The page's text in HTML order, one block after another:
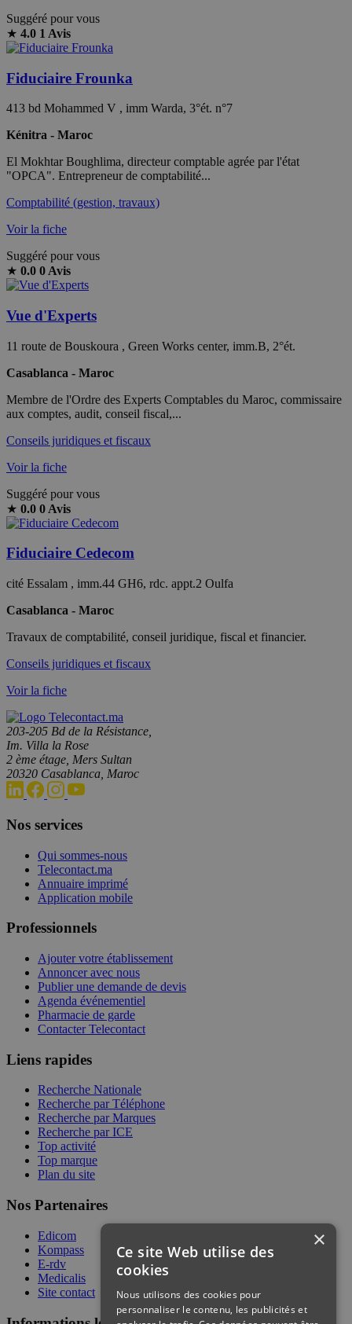
Suggéré pour vous
★ 4.0 1 Avis
Fiduciaire Frounka
413 bd Mohammed V , imm Warda, 3°ét. n°7
Kénitra - Maroc
El Mokhtar Boughlima, directeur comptable agrée par l'état
"OPCA". Entrepreneur de comptabilité...
Comptabilité (gestion, travaux)
Voir la fiche
Suggéré pour vous
★ 0.0 0 Avis
Vue d'Experts
11 route de Bouskoura , Green Works center, imm.B, 2°ét.
Casablanca - Maroc
Membre de l'Ordre des Experts Comptables du Maroc, commissaire
aux comptes, audit, conseil fiscal,...
Conseils juridiques et fiscaux
Voir la fiche
Suggéré pour vous
★ 0.0 0 Avis
Fiduciaire Cedecom
cité Essalam , imm.44 GH6, rdc. appt.2 Oulfa
Casablanca - Maroc
Travaux de comptabilité, conseil juridique, fiscal et financier.
Conseils juridiques et fiscaux
Voir la fiche
203-205 Bd de la Résistance,
Im. Villa la Rose
2 ème étage, Mers Sultan
20320 Casablanca, Maroc
Nos services
Qui sommes-nous
Telecontact.ma
Annuaire imprimé
Application mobile
Professionnels
Ajouter votre établissement
Annoncer avec nous
Publier une demande de devis
Agenda événementiel
Pharmacie de garde
Contacter Telecontact
Liens rapides
Recherche Nationale
Recherche par Téléphone
Recherche par Marques
Recherche par ICE
Top activité
Top marque
Plan du site
Nos Partenaires
Edicom
Kompass
E-rdv
Medicalis
Site contact
×
Ce site Web utilise des
cookies
Nous utilisons des cookies pour
personnaliser le contenu, les publicités et